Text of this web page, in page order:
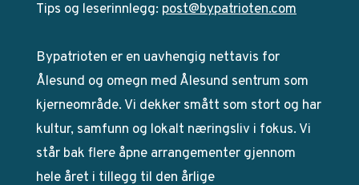
Tips og leserinnlegg: post@bypatrioten.com
Bypatrioten er en uavhengig nettavis for
Ålesund og omegn med Ålesund sentrum som
kjerneområde. Vi dekker smått som stort og har
kultur, samfunn og lokalt næringsliv i fokus. Vi
står bak flere åpne arrangementer gjennom
hele året i tillegg til den årlige